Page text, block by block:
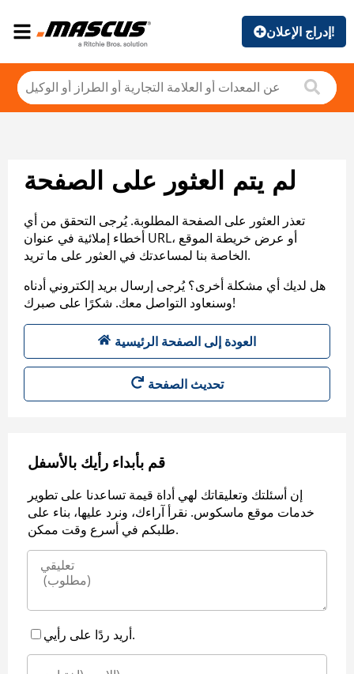
إدراج الإعلان!
لم يتم العثور على الصفحة
تعذر العثور على الصفحة المطلوبة. يُرجى التحقق من أي
أخطاء إملائية في عنوان URL، أو عرض خريطة الموقع
الخاصة بنا لمساعدتك في العثور على ما تريد.
هل لديك أي مشكلة أخرى؟ يُرجى إرسال بريد إلكتروني أدناه
وسنعاود التواصل معك. شكرًا على صبرك!
العودة إلى الصفحة الرئيسية
تحديث الصفحة
قم بأبداء رأيك بالأسفل
إن أسئلتك وتعليقاتك لهي أداة قيمة تساعدنا على تطوير
خدمات موقع ماسكوس. نقرأ آراءك، ونرد عليها، بناء على
طلبكم في أسرع وقت ممكن.
أريد ردًا على رأيي.